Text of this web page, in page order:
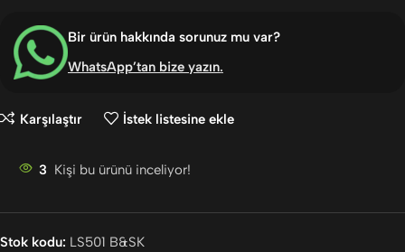
Bir ürün hakkında sorunuz mu var?
WhatsApp’tan bize yazın.
Karşılaştır İstek listesine ekle
3 Kişi bu ürünü inceliyor!
Stok kodu: LS501 B&SK